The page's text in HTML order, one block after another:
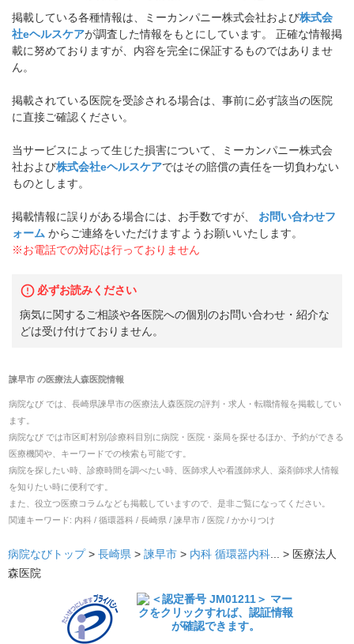
掲載している各種情報は、ミーカンパニー株式会社および株式会
社eヘルスケアが調査した情報をもとにしています。 正確な情報掲
載に努めておりますが、内容を完全に保証するものではありませ
ん。
掲載されている医院を受診される場合は、事前に必ず該当の医院
に直接ご確認ください。
当サービスによって生じた損害について、ミーカンパニー株式会
社および株式会社eヘルスケアではその賠償の責任を一切負わない
ものとします。
掲載情報に誤りがある場合には、お手数ですが、
お問い合わせフ
ォーム からご連絡をいただけますようお願いいたします。
※お電話での対応は行っておりません
必ずお読みください
病気に関するご相談や各医院への個別のお問い合わせ・紹介な
どは受け付けておりません。
諫早市の医療法人森医院情報
病院なび では、 長崎県諫早市の医療法人森医院の評判・求人・転職情報を掲載してい
ます。
病院なび では市区町村別/診療科目別に病院・医院・薬局を探せるほか、予約ができる
医療機関や、キーワードでの検索も可能です。
病院を探したい時、診療時間を調べたい時、医師求人や看護師求人、薬剤師求人情報
を知りたい時に便利です。
また、役立つ医療コラムなども掲載していますので、是非ご覧になってください。
関連キーワード: 内科 / 循環器科 / 長崎県 / 諫早市 / 医院 / かかりつけ
病院なびトップ > 長崎県 > 諫早市 > 内科 循環器内科... > 医療法人
森医院